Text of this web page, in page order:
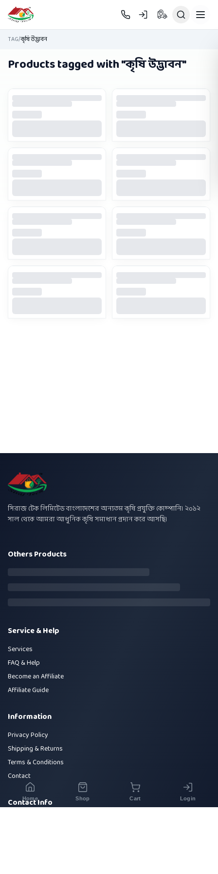
Skip to main content
TAG/কৃষি উদ্ভাবন
Products tagged with "কৃষি উদ্ভাবন"
সিরাজ টেক লিমিটেড বাংলাদেশের অন্যতম কৃষি প্রযুক্তি কোম্পানি। ২০১২
সাল থেকে আমরা আধুনিক কৃষি সমাধান প্রদান করে আসছি।
Others Products
Service & Help
Services
FAQ & Help
Become an Affiliate
Affiliate Guide
Information
Privacy Policy
Shipping & Returns
Terms & Conditions
Contact
Contact Info
Home Shop Cart Login